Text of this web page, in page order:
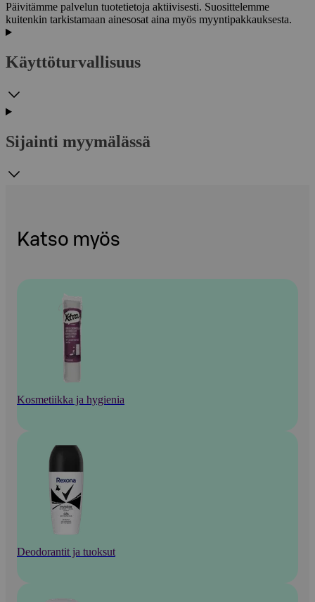
Päivitämme palvelun tuotetietoja aktiivisesti. Suosittelemme
kuitenkin tarkistamaan ainesosat aina myös myyntipakkauksesta.
Käyttöturvallisuus
Sijainti myymälässä
Katso myös
Kosmetiikka ja hygienia
Deodorantit ja tuoksut